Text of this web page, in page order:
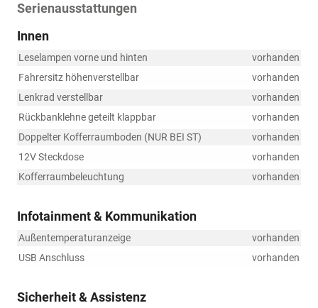
Serienausstattungen
Innen
Leselampen vorne und hinten
vorhanden
Fahrersitz höhenverstellbar
vorhanden
Lenkrad verstellbar
vorhanden
Rückbanklehne geteilt klappbar
vorhanden
Doppelter Kofferraumboden (NUR BEI ST)
vorhanden
12V Steckdose
vorhanden
Kofferraumbeleuchtung
vorhanden
Infotainment & Kommunikation
Außentemperaturanzeige
vorhanden
USB Anschluss
vorhanden
Sicherheit & Assistenz